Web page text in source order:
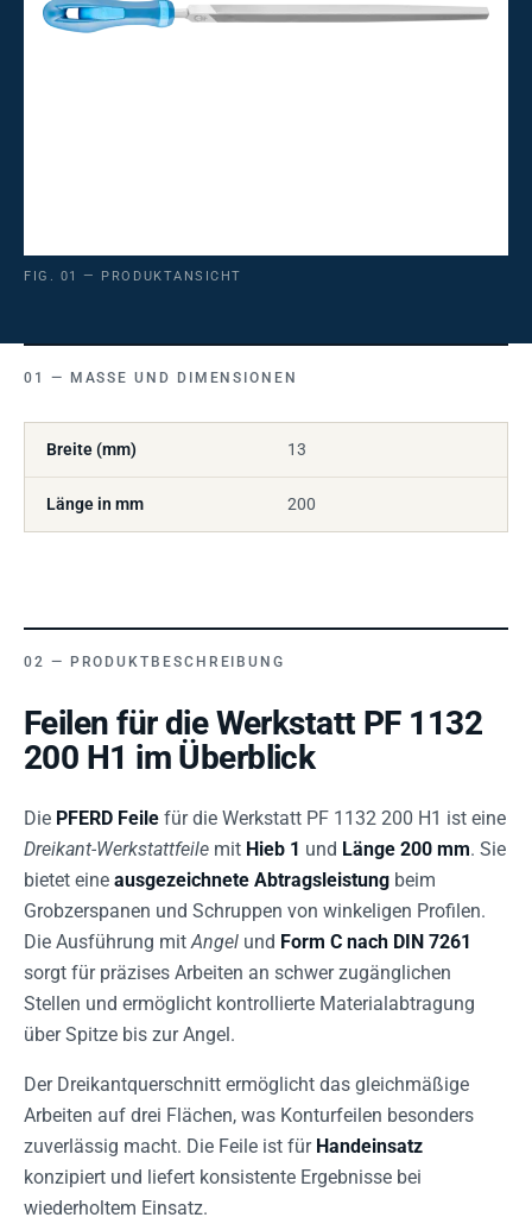
FIG. 01 — PRODUKTANSICHT
MASSE UND DIMENSIONEN
Breite (mm) 13
Länge in mm 200
PRODUKTBESCHREIBUNG
Feilen für die Werkstatt PF 1132
200 H1 im Überblick
Die PFERD Feile für die Werkstatt PF 1132 200 H1 ist eine
Dreikant-Werkstattfeile mit Hieb 1 und Länge 200 mm. Sie
bietet eine ausgezeichnete Abtragsleistung beim
Grobzerspanen und Schruppen von winkeligen Profilen.
Die Ausführung mitAngel und Form C nach DIN 7261
sorgt für präzises Arbeiten an schwer zugänglichen
Stellen und ermöglicht kontrollierte Materialabtragung
über Spitze bis zur Angel.
Der Dreikantquerschnitt ermöglicht das gleichmäßige
Arbeiten auf drei Flächen, was Konturfeilen besonders
zuverlässig macht. Die Feile ist für Handeinsatz
konzipiert und liefert konsistente Ergebnisse bei
wiederholtem Einsatz.